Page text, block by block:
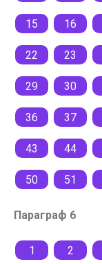
15 16
22 23
29 30
36 37
43 44
50 51
Параграф 6
1 2